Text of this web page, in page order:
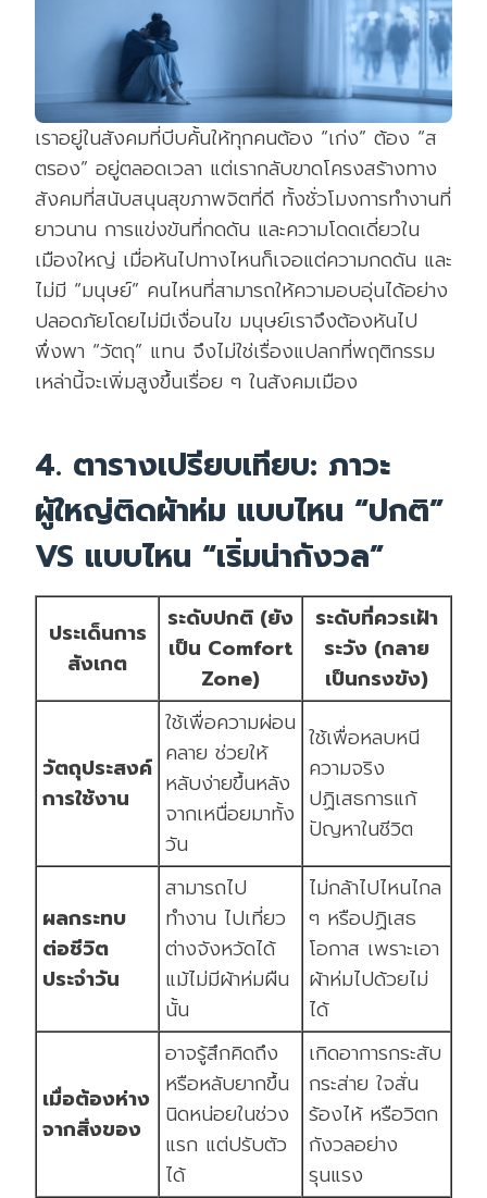
เราอยู่ในสังคมที่บีบคั้นให้ทุกคนต้อง “เก่ง” ต้อง “ส
ตรอง” อยู่ตลอดเวลา แต่เรากลับขาดโครงสร้างทาง
สังคมที่สนับสนุนสุขภาพจิตที่ดี ทั้งชั่วโมงการทำงานที่
ยาวนาน การแข่งขันที่กดดัน และความโดดเดี่ยวใน
เมืองใหญ่ เมื่อหันไปทางไหนก็เจอแต่ความกดดัน และ
ไม่มี “มนุษย์” คนไหนที่สามารถให้ความอบอุ่นได้อย่าง
ปลอดภัยโดยไม่มีเงื่อนไข มนุษย์เราจึงต้องหันไป
พึ่งพา “วัตถุ” แทน จึงไม่ใช่เรื่องแปลกที่พฤติกรรม
เหล่านี้จะเพิ่มสูงขึ้นเรื่อย ๆ ในสังคมเมือง
4. ตารางเปรียบเทียบ: ภาวะ
ผู้ใหญ่ติดผ้าห่ม แบบไหน “ปกติ”
VS แบบไหน “เริ่มน่ากังวล”
ประเด็นการ
สังเกต
ระดับปกติ (ยัง
เป็น Comfort
Zone)
ระดับที่ควรเฝ้า
ระวัง (กลาย
เป็นกรงขัง)
วัตถุประสงค์
การใช้งาน
ใช้เพื่อความผ่อน
คลาย ช่วยให้
หลับง่ายขึ้นหลัง
จากเหนื่อยมาทั้ง
วัน
ใช้เพื่อหลบหนี
ความจริง
ปฏิเสธการแก้
ปัญหาในชีวิต
ผลกระทบ
ต่อชีวิต
ประจำวัน
สามารถไป
ทำงาน ไปเที่ยว
ต่างจังหวัดได้
แม้ไม่มีผ้าห่มผืน
นั้น
ไม่กล้าไปไหนไกล
ๆ หรือปฏิเสธ
โอกาส เพราะเอา
ผ้าห่มไปด้วยไม่
ได้
เมื่อต้องห่าง
จากสิ่งของ
อาจรู้สึกคิดถึง
หรือหลับยากขึ้น
นิดหน่อยในช่วง
แรก แต่ปรับตัว
ได้
เกิดอาการกระสับ
กระส่าย ใจสั่น
ร้องไห้ หรือวิตก
กังวลอย่าง
รุนแรง